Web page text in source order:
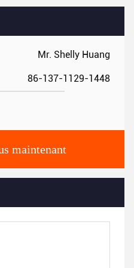
Mr. Shelly Huang
86-137-1129-1448
maintenant